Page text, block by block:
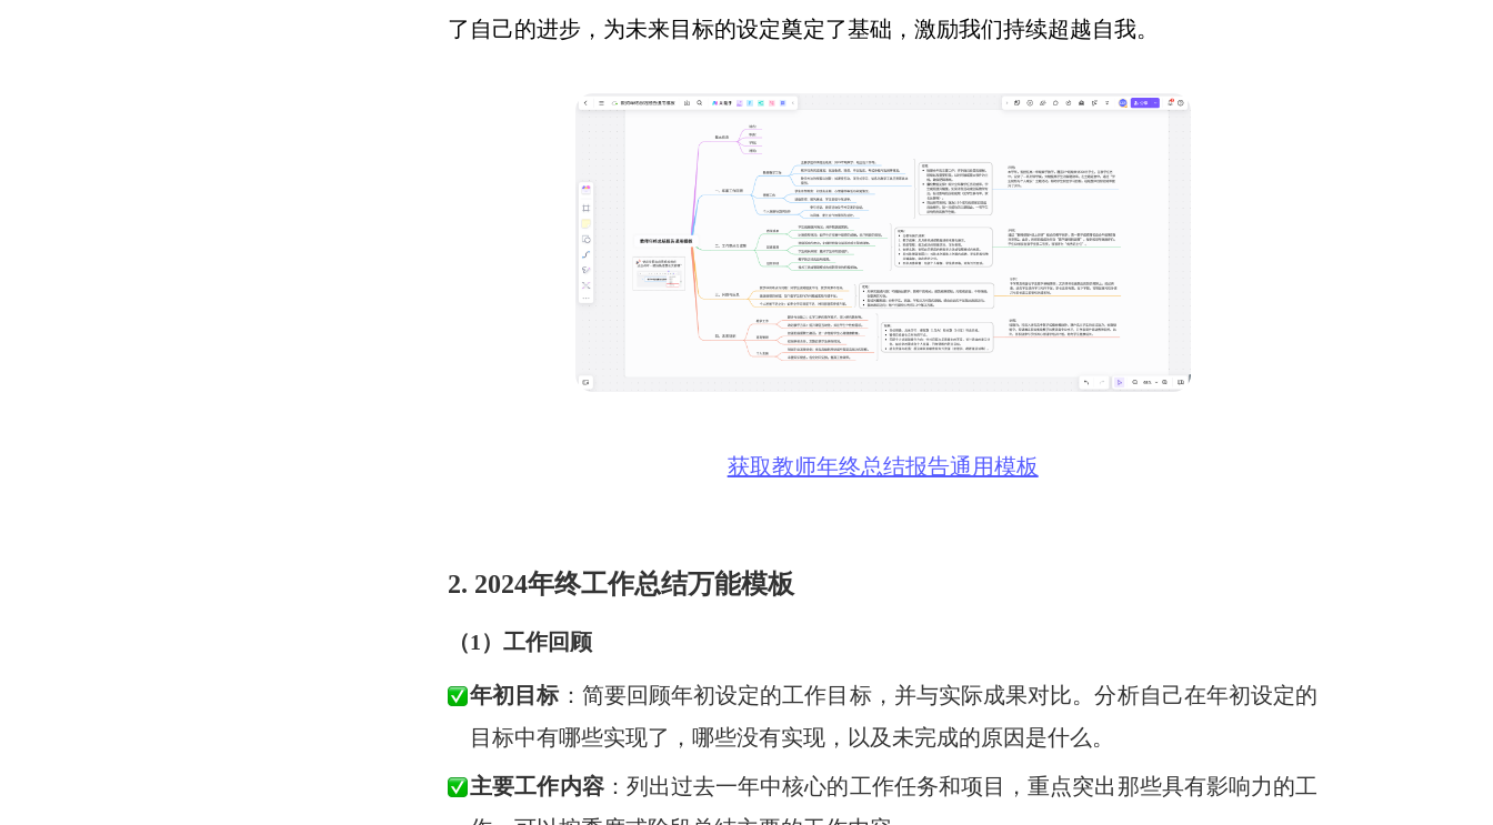
了自己的进步，为未来目标的设定奠定了基础，激励我们持续超越自我。
获取教师年终总结报告通用模板
2. 2024年终工作总结万能模板
（1）工作回顾
年初目标：简要回顾年初设定的工作目标，并与实际成果对比。分析自己在年初设定的
目标中有哪些实现了，哪些没有实现，以及未完成的原因是什么。
主要工作内容：列出过去一年中核心的工作任务和项目，重点突出那些具有影响力的工